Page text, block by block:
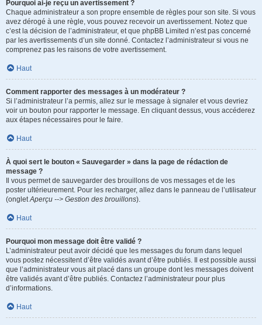
Pourquoi ai-je reçu un avertissement ?
Chaque administrateur a son propre ensemble de règles pour son site. Si vous
avez dérogé à une règle, vous pouvez recevoir un avertissement. Notez que
c’est la décision de l’administrateur, et que phpBB Limited n’est pas concerné
par les avertissements d’un site donné. Contactez l’administrateur si vous ne
comprenez pas les raisons de votre avertissement.
Haut
Comment rapporter des messages à un modérateur ?
Si l’administrateur l’a permis, allez sur le message à signaler et vous devriez
voir un bouton pour rapporter le message. En cliquant dessus, vous accéderez
aux étapes nécessaires pour le faire.
Haut
À quoi sert le bouton « Sauvegarder » dans la page de rédaction de
message ?
Il vous permet de sauvegarder des brouillons de vos messages et de les
poster ultérieurement. Pour les recharger, allez dans le panneau de l’utilisateur
(ongletAperçu --> Gestion des brouillons).
Haut
Pourquoi mon message doit être validé ?
L’administrateur peut avoir décidé que les messages du forum dans lequel
vous postez nécessitent d’être validés avant d’être publiés. Il est possible aussi
que l’administrateur vous ait placé dans un groupe dont les messages doivent
être validés avant d’être publiés. Contactez l’administrateur pour plus
d’informations.
Haut